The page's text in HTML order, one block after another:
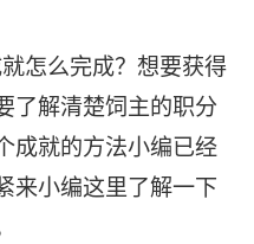
怎么完成？想要获得
了解清楚饲主的职分
成就的方法小编已经
来小编这里了解一下